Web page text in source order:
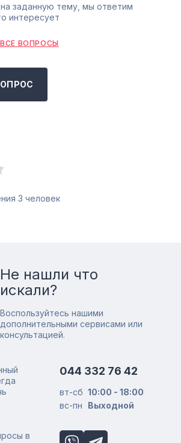
заданную тему, мы ответим
интересует
ВОПРОСЫ
3 человек
Не нашли что
искали?
Воспользуйтесь нашими
дополнительными сервисами или
консультацией.
044 332 76 42
вт-сб 10:00 - 18:00
вс-пн
Выходной
в